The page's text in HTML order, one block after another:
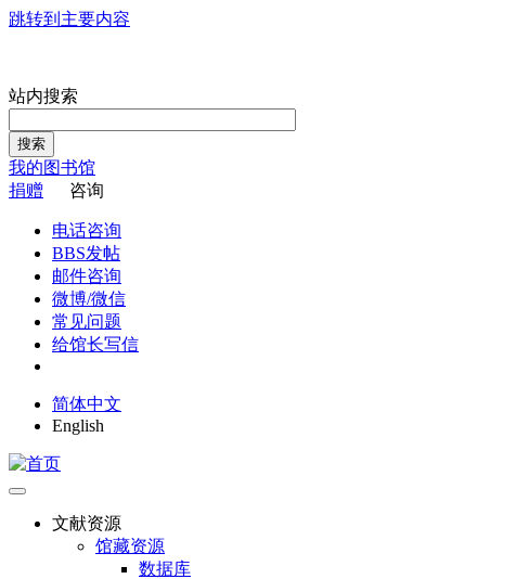
跳转到主要内容
站内搜索
搜索
我的图书馆
捐赠
咨询
电话咨询
BBS发帖
邮件咨询
微博/微信
常见问题
给馆长写信
简体中文
English
文献资源
馆藏资源
数据库